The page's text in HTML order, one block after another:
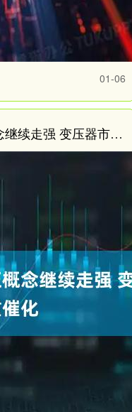
01-06
德旺配资 一器难求！特高压概念继续走强 变压器市场迎多重催化